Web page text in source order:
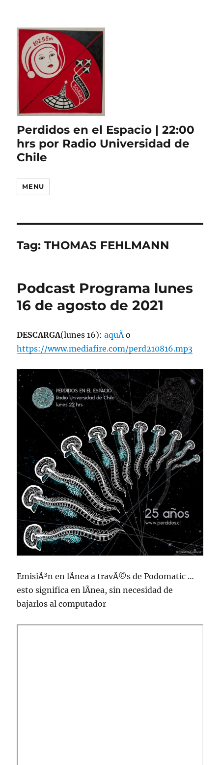
Perdidos en el Espacio | 22:00
hrs por Radio Universidad de
Chile
MENU
Tag:THOMAS FEHLMANN
Podcast Programa lunes
16 de agosto de 2021
DESCARGA(lunes 16):aquÃ­o
https://www.mediafire.com/perd210816.mp3
EmisiÃ³n en lÃ­nea a travÃ©s de Podomatic …
esto significa en lÃ­nea, sin necesidad de
bajarlos al computador